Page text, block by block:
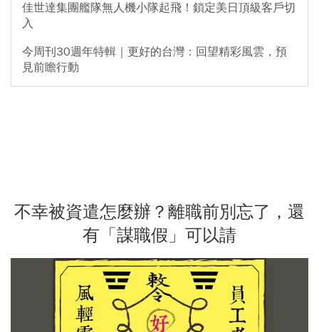
佳世達集團艦隊無人機小隊起飛！鎖定美日頂級客戶切
入
今周刊30週年特輯｜更好的台灣：回望精彩風雲，預
見前瞻行動
不幸被資遣怎麼辦？離職前別忘了，還
有「謀職假」可以請